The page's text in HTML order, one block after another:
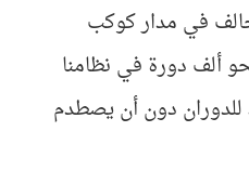
في مدار كوكب
ألف دورة في نظامنا
للدوران دون أن يصطدم